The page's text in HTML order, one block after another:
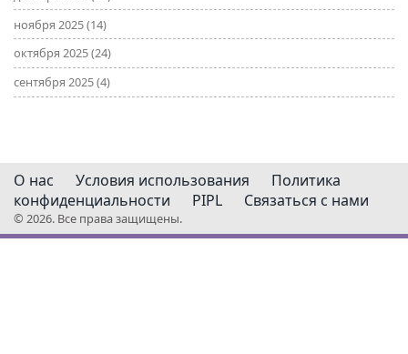
ноября 2025(14)
октября 2025(24)
сентября 2025(4)
О нас Условия использования
Политика
конфиденциальности
PIPL Связаться с нами
© 2026. Все права защищены.